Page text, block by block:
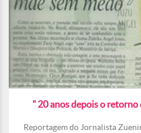
" 20 anos depois o retorno
Reportagem do Jornalista